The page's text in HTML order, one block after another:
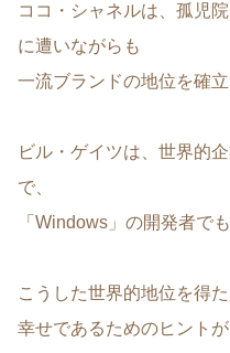
ココ・シャネルは、孤児
に遭いながらも
一流ブランドの地位を確
ビル・ゲイツは、世界的
で、
「Windows」の開発者で
こうした世界的地位を得
幸せであるためのヒント